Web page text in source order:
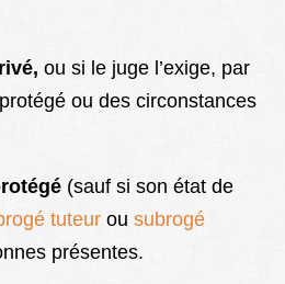
ou si le juge l’exige, par
ou des circonstances
(sauf si son état de
tuteur ou subrogé
présentes.